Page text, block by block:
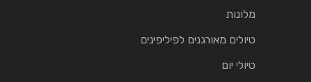
מלונות
טיולים מאורגנים לפיליפינים
טיולי יום